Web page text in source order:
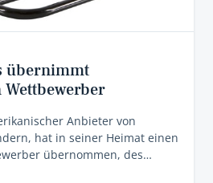
übernimmt
Anbieter von
hat in seiner Heimat einen
übernommen, des…